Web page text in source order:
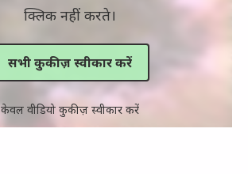
क्लिक नहीं करते।
सभी कुकीज़ स्वीकार करें
केवल वीडियो कुकीज़ स्वीकार करें